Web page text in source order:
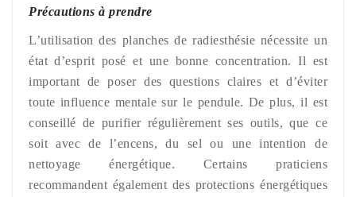
Précautions à prendre
L’utilisation des planches de radiesthésie nécessite un
état d’esprit posé et une bonne concentration. Il est
important de poser des questions claires et d’éviter
toute influence mentale sur le pendule. De plus, il est
conseillé de purifier régulièrement ses outils, que ce
soit avec de l’encens, du sel ou une intention de
nettoyage énergétique. Certains praticiens
recommandent également des protections énergétiques